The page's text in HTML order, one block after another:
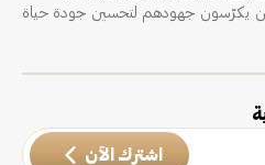
يكرّسون جهودهم لتحسين جودة حياة
اشترك الآن